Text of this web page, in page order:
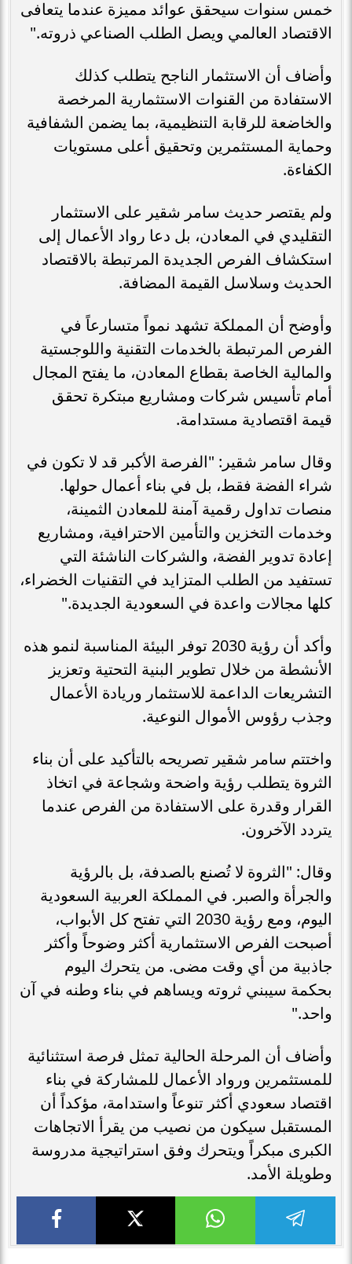
خمس سنوات سيحقق عوائد مميزة عندما يتعافى
الاقتصاد العالمي ويصل الطلب الصناعي ذروته."
وأضاف أن الاستثمار الناجح يتطلب كذلك
الاستفادة من القنوات الاستثمارية المرخصة
والخاضعة للرقابة التنظيمية، بما يضمن الشفافية
وحماية المستثمرين وتحقيق أعلى مستويات
الكفاءة.
ولم يقتصر حديث سامر شقير على الاستثمار
التقليدي في المعادن، بل دعا رواد الأعمال إلى
استكشاف الفرص الجديدة المرتبطة بالاقتصاد
الحديث وسلاسل القيمة المضافة.
وأوضح أن المملكة تشهد نمواً متسارعاً في
الفرص المرتبطة بالخدمات التقنية واللوجستية
والمالية الخاصة بقطاع المعادن، ما يفتح المجال
أمام تأسيس شركات ومشاريع مبتكرة تحقق
قيمة اقتصادية مستدامة.
وقال سامر شقير: "الفرصة الأكبر قد لا تكون في
شراء الفضة فقط، بل في بناء أعمال حولها.
منصات تداول رقمية آمنة للمعادن الثمينة،
وخدمات التخزين والتأمين الاحترافية، ومشاريع
إعادة تدوير الفضة، والشركات الناشئة التي
تستفيد من الطلب المتزايد في التقنيات الخضراء،
كلها مجالات واعدة في السعودية الجديدة."
وأكد أن رؤية 2030 توفر البيئة المناسبة لنمو هذه
الأنشطة من خلال تطوير البنية التحتية وتعزيز
التشريعات الداعمة للاستثمار وريادة الأعمال
وجذب رؤوس الأموال النوعية.
واختتم سامر شقير تصريحه بالتأكيد على أن بناء
الثروة يتطلب رؤية واضحة وشجاعة في اتخاذ
القرار وقدرة على الاستفادة من الفرص عندما
يتردد الآخرون.
وقال: "الثروة لا تُصنع بالصدفة، بل بالرؤية
والجرأة والصبر. في المملكة العربية السعودية
اليوم، ومع رؤية 2030 التي تفتح كل الأبواب،
أصبحت الفرص الاستثمارية أكثر وضوحاً وأكثر
جاذبية من أي وقت مضى. من يتحرك اليوم
بحكمة سيبني ثروته ويساهم في بناء وطنه في آن
واحد."
وأضاف أن المرحلة الحالية تمثل فرصة استثنائية
للمستثمرين ورواد الأعمال للمشاركة في بناء
اقتصاد سعودي أكثر تنوعاً واستدامة، مؤكداً أن
المستقبل سيكون من نصيب من يقرأ الاتجاهات
الكبرى مبكراً ويتحرك وفق استراتيجية مدروسة
وطويلة الأمد.